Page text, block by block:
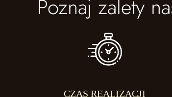
Poznaj zalety
CZAS REALIZACJI